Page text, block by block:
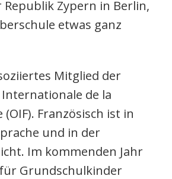
Zypern in Berlin,
etwas ganz
Mitglied der
de la
Französisch ist in
und in der
Im kommenden Jahr
Grundschulkinder